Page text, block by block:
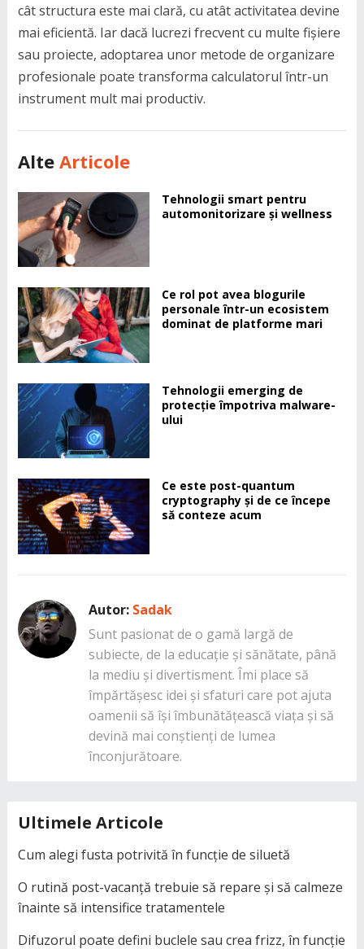
cât structura este mai clară, cu atât activitatea devine
mai eficientă. Iar dacă lucrezi frecvent cu multe fișiere
sau proiecte, adoptarea unor metode de organizare
profesionale poate transforma calculatorul într-un
instrument mult mai productiv.
Alte Articole
Tehnologii smart pentru
automonitorizare și wellness
Ce rol pot avea blogurile
personale într-un ecosistem
dominat de platforme mari
Tehnologii emerging de
protecție împotriva malware-
ului
Ce este post-quantum
cryptography și de ce începe
să conteze acum
Autor: Sadak
Sunt pasionat de o gamă largă de
subiecte, de la educație și sănătate, până
la mediu și divertisment. Îmi place să
împărtășesc idei și sfaturi care pot ajuta
oamenii să își îmbunătățească viața și să
devină mai conștienți de lumea
înconjurătoare.
Ultimele Articole
Cum alegi fusta potrivită în funcție de siluetă
O rutină post-vacanță trebuie să repare și să calmeze
înainte să intensifice tratamentele
Difuzorul poate defini buclele sau crea frizz, în funcție